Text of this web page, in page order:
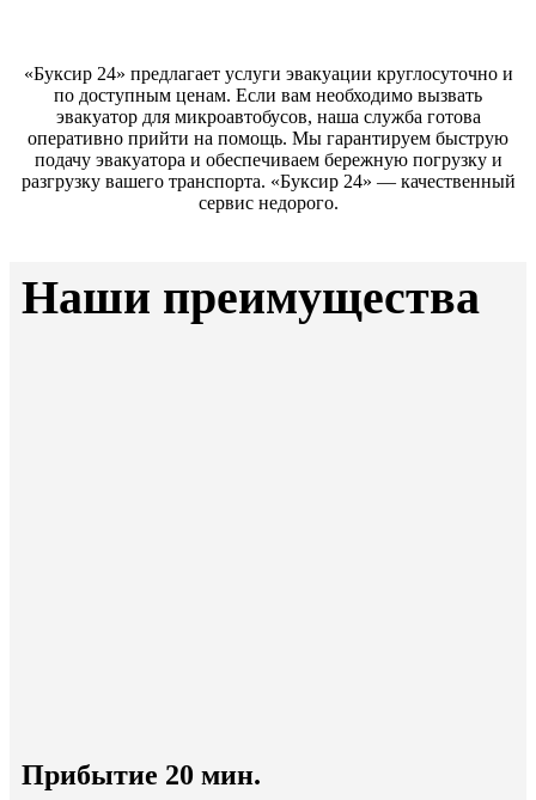
«Буксир 24» предлагает услуги эвакуации круглосуточно и
по доступным ценам. Если вам необходимо вызвать
эвакуатор для микроавтобусов, наша служба готова
оперативно прийти на помощь. Мы гарантируем быструю
подачу эвакуатора и обеспечиваем бережную погрузку и
разгрузку вашего транспорта. «Буксир 24» — качественный
сервис недорого.
Наши преимущества
Прибытие 20 мин.